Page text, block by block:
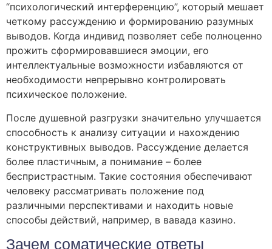
“психологический интерференцию”, который мешает
четкому рассуждению и формированию разумных
выводов. Когда индивид позволяет себе полноценно
прожить сформировавшиеся эмоции, его
интеллектуальные возможности избавляются от
необходимости непрерывно контролировать
психическое положение.
После душевной разгрузки значительно улучшается
способность к анализу ситуации и нахождению
конструктивных выводов. Рассуждение делается
более пластичным, а понимание – более
беспристрастным. Такие состояния обеспечивают
человеку рассматривать положение под
различными перспективами и находить новые
способы действий, например, в вавада казино.
Зачем соматические ответы